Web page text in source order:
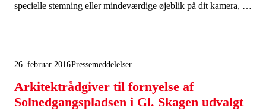
specielle stemning eller mindeværdige øjeblik på dit kamera, så
26. februar 2016Pressemeddelelser
Arkitektrådgiver til fornyelse af
Solnedgangspladsen i Gl. Skagen udvalgt